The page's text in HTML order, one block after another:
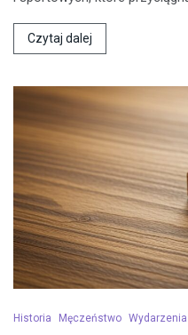
Czytaj dalej
Historia Męczeństwo Wydarzenia